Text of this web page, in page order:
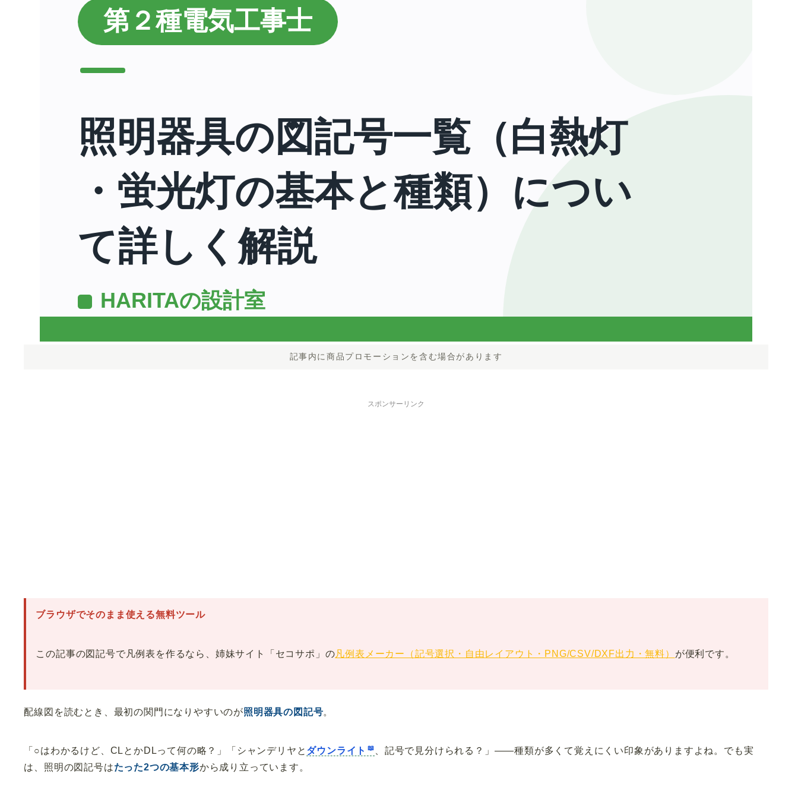
記事内に商品プロモーションを含む場合があります
スポンサーリンク
ブラウザでそのまま使える無料ツール
この記事の図記号で凡例表を作るなら、姉妹サイト「セコサポ」の凡例表メーカー（記号選択・自由レイアウト・PNG/CSV/DXF出力・無料） が便利です。
配線図を読むとき、最初の関門になりやすいのが照明器具の図記号。
「○はわかるけど、CLとかDLって何の略？」「シャンデリヤと ダウンライト
、記号で見分けられる？」——種類が多くて覚えにくい印象がありますよね。でも実
は、照明の図記号はたった2つの基本形から成り立っています。